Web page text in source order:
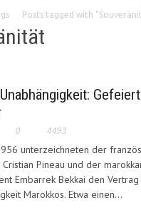
Posts tagged with
0 4493
unterzeichneten der
Pineau und der
Embarrek Bekkai den
Marokkos. Etwa einen...